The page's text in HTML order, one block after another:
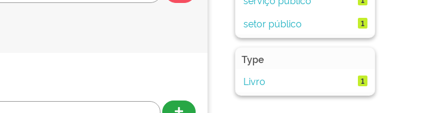
setor público 1
Type
Livro
1